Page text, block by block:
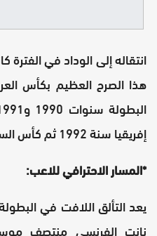
انتقاله إلى الوداد في
إفريقيا سنة 1992 ثم كأس السوبر 1993
*المسار الاحترافي للاعب:
يعد التألق اللافت في